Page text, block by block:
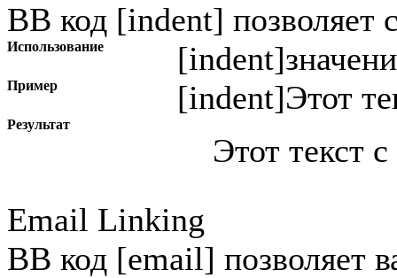
BB код [indent] позволяет
Использование [indent]
Пример [indent]Этот
Результат
Этот текст
Email Linking
BB код [email] позволяет